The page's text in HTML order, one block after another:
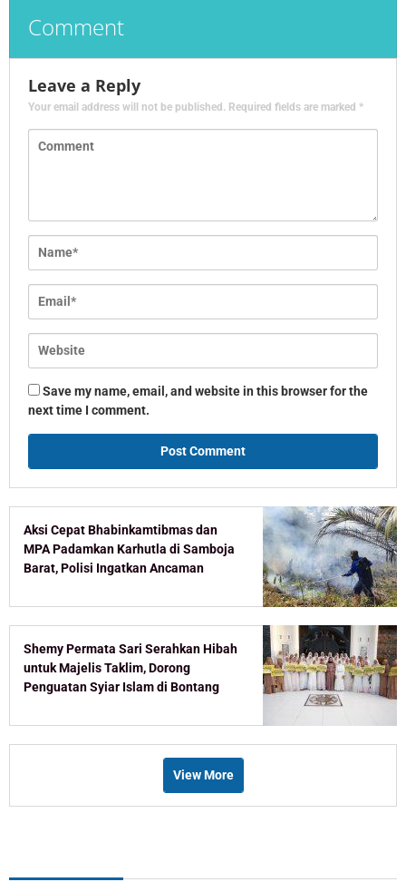
Comment
Leave a Reply
Your email address will not be published. Required fields are marked *
Save my name, email, and website in this browser for the
next time I comment.
Aksi Cepat Bhabinkamtibmas dan
MPA Padamkan Karhutla di Samboja
Barat, Polisi Ingatkan Ancaman
Shemy Permata Sari Serahkan Hibah
untuk Majelis Taklim, Dorong
Penguatan Syiar Islam di Bontang
View More